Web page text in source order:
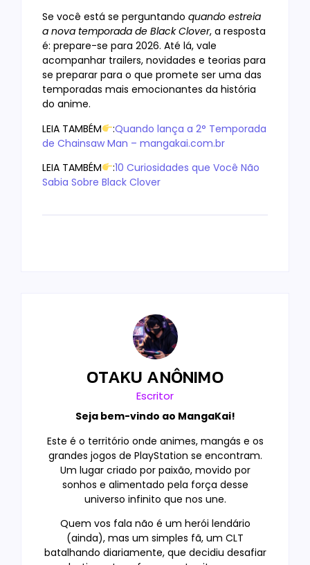
Se você está se perguntando quando estreia
a nova temporada de Black Clover, a resposta
é: prepare-se para 2026. Até lá, vale
acompanhar trailers, novidades e teorias para
se preparar para o que promete ser uma das
temporadas mais emocionantes da história
do anime.
LEIA TAMBÉM
:Quando lança a 2° Temporada
de Chainsaw Man – mangakai.com.br
LEIA TAMBÉM
:10 Curiosidades que Você Não
Sabia Sobre Black Clover
OTAKU ANÔNIMO
Escritor
Seja bem-vindo ao MangaKai!
Este é o território onde animes, mangás e os
grandes jogos de PlayStation se encontram.
Um lugar criado por paixão, movido por
sonhos e alimentado pela força desse
universo infinito que nos une.
Quem vos fala não é um herói lendário
(ainda), mas um simples fã, um CLT
batalhando diariamente, que decidiu desafiar